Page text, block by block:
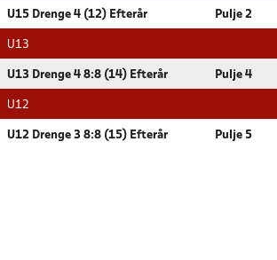
U15 Drenge 4 (12) Efterår Pulje 2
U13
U13 Drenge 4 8:8 (14) Efterår Pulje 4
U12
U12 Drenge 3 8:8 (15) Efterår Pulje 5